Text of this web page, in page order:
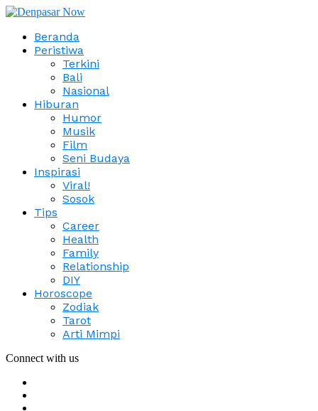
Beranda
Peristiwa
Terkini
Bali
Nasional
Hiburan
Humor
Musik
Film
Seni Budaya
Inspirasi
Viral!
Sosok
Tips
Career
Health
Family
Relationship
DIY
Horoscope
Zodiak
Tarot
Arti Mimpi
Connect with us